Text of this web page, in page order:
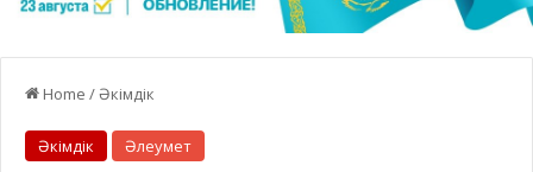
Home /Әкімдік
Әкімдік Әлеумет